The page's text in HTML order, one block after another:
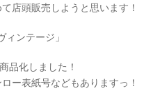
店頭販売しようと思います！
ンテージ」
品化しました！
ー表紙号などもありますっ！